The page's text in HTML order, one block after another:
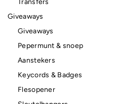
Giveaways
Giveaways
Pepermunt & snoep
Aanstekers
Keycords & Badges
Flesopener